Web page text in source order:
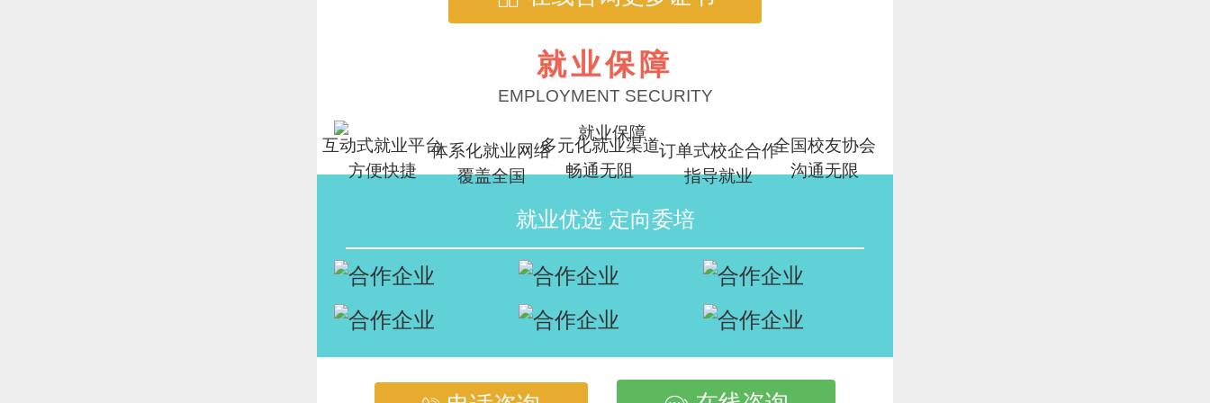
就业保障
EMPLOYMENT SECURITY
互动式就业平台
方便快捷
体系化就业网络
覆盖全国
多元化就业渠道
畅通无阻
订单式校企合作
指导就业
全国校友协会
沟通无限
就业优选 定向委培